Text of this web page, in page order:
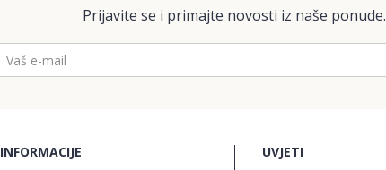
Prijavite se i primajte novosti iz naše ponude.
INFORMACIJE UVJETI